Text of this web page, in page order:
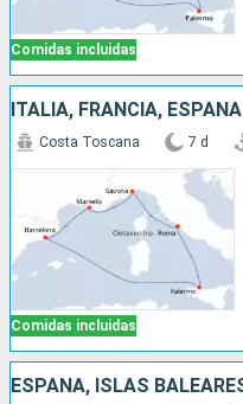
Comidas incluidas
ITALIA, FRANCIA, ESPAÑA
Comidas incluidas
Costa Toscana 7 d